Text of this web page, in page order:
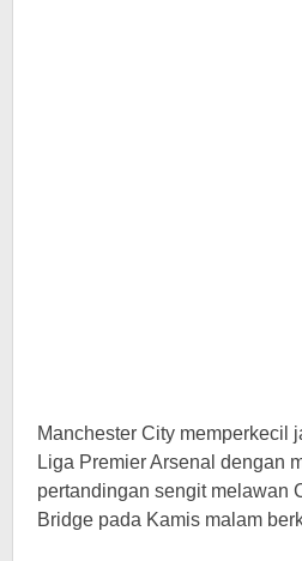
Manchester City memperkecil
Liga Premier Arsenal dengan
pertandingan sengit melawan
Bridge pada Kamis malam